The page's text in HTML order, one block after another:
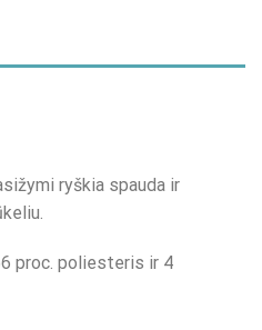
ryškia spauda ir
proc. poliesteris ir 4